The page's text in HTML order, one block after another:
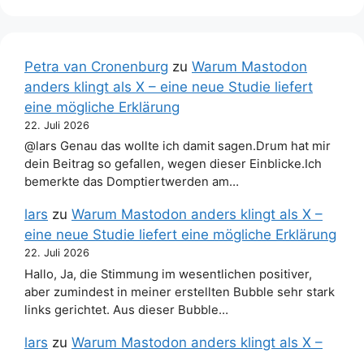
Petra van Cronenburg zu Warum Mastodon
anders klingt als X – eine neue Studie liefert
eine mögliche Erklärung
22. Juli 2026
@lars Genau das wollte ich damit sagen.Drum hat mir
dein Beitrag so gefallen, wegen dieser Einblicke.Ich
bemerkte das Domptiertwerden am…
lars zu Warum Mastodon anders klingt als X –
eine neue Studie liefert eine mögliche Erklärung
22. Juli 2026
Hallo, Ja, die Stimmung im wesentlichen positiver,
aber zumindest in meiner erstellten Bubble sehr stark
links gerichtet. Aus dieser Bubble…
lars zu Warum Mastodon anders klingt als X –